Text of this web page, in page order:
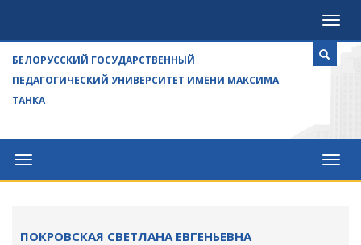
БЕЛОРУССКИЙ ГОСУДАРСТВЕННЫЙ
ПЕДАГОГИЧЕСКИЙ УНИВЕРСИТЕТ ИМЕНИ МАКСИМА
ТАНКА
Университет
ПОКРОВСКАЯ СВЕТЛАНА ЕВГЕНЬЕВНА